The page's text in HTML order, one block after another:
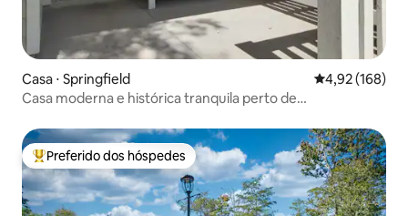
Casa ⋅ Springfield 4,92 de uma
4,92 (168)
Casa moderna e histórica tranquila perto de
Entre os melhores preferidos dos hóspedes
Preferido dos hóspedes